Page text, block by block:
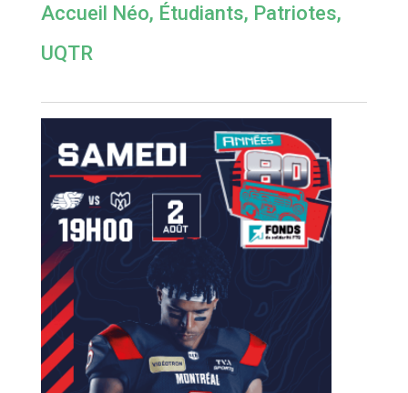
Accueil Néo, Étudiants, Patriotes,
UQTR